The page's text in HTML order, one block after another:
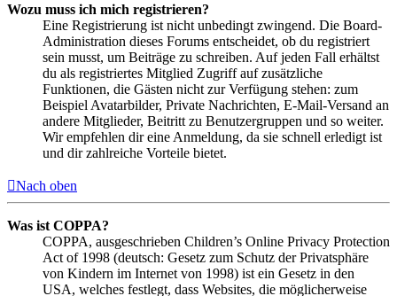
Wozu muss ich mich registrieren?
Eine Registrierung ist nicht unbedingt zwingend. Die Board-
Administration dieses Forums entscheidet, ob du registriert
sein musst, um Beiträge zu schreiben. Auf jeden Fall erhältst
du als registriertes Mitglied Zugriff auf zusätzliche
Funktionen, die Gästen nicht zur Verfügung stehen: zum
Beispiel Avatarbilder, Private Nachrichten, E-Mail-Versand an
andere Mitglieder, Beitritt zu Benutzergruppen und so weiter.
Wir empfehlen dir eine Anmeldung, da sie schnell erledigt ist
und dir zahlreiche Vorteile bietet.
Nach oben
Was ist COPPA?
COPPA, ausgeschrieben Children’s Online Privacy Protection
Act of 1998 (deutsch: Gesetz zum Schutz der Privatsphäre
von Kindern im Internet von 1998) ist ein Gesetz in den
USA, welches festlegt, dass Websites, die möglicherweise